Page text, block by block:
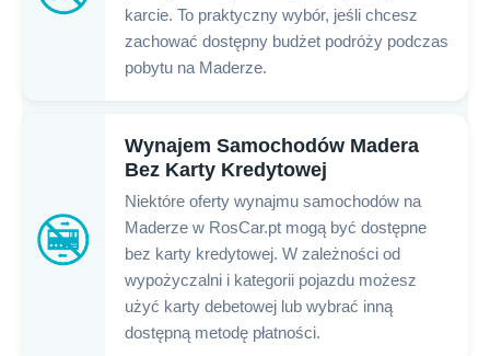
karcie. To praktyczny wybór, jeśli chcesz
zachować dostępny budżet podróży podczas
pobytu na Maderze.
Wynajem Samochodów Madera
Bez Karty Kredytowej
Niektóre oferty wynajmu samochodów na
Maderze w RosCar.pt mogą być dostępne
bez karty kredytowej. W zależności od
wypożyczalni i kategorii pojazdu możesz
użyć karty debetowej lub wybrać inną
dostępną metodę płatności.